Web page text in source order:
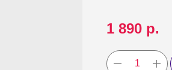
1 890 р.